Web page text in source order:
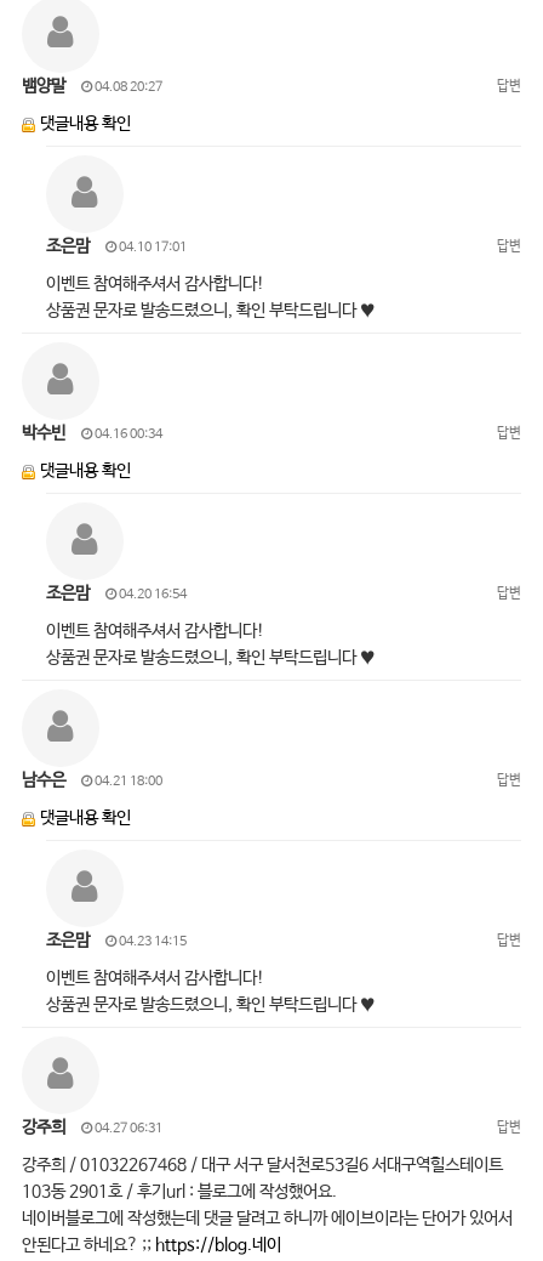
뱀양말 04.08 20:27 답변
댓글내용 확인
조은맘 04.10 17:01 답변
이벤트 참여해주셔서 감사합니다!
상품권 문자로 발송드렸으니, 확인 부탁드립니다 ♥
박수빈 04.16 00:34 답변
댓글내용 확인
조은맘 04.20 16:54 답변
이벤트 참여해주셔서 감사합니다!
상품권 문자로 발송드렸으니, 확인 부탁드립니다 ♥
남수은 04.21 18:00 답변
댓글내용 확인
조은맘 04.23 14:15 답변
이벤트 참여해주셔서 감사합니다!
상품권 문자로 발송드렸으니, 확인 부탁드립니다 ♥
강주희 04.27 06:31 답변
강주희 / 01032267468 / 대구 서구 달서천로53길6 서대구역힐스테이트
103동 2901호 / 후기url : 블로그에 작성했어요.
네이버블로그에 작성했는데 댓글 달려고 하니까 에이브이라는 단어가 있어서
안된다고 하네요? ;; https://blog.네이